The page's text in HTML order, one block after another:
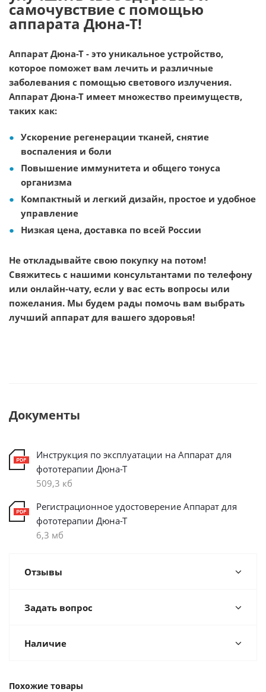
самочувствие с помощью
аппарата Дюна-Т!
Аппарат Дюна-Т - это уникальное устройство,
которое поможет вам лечить и различные
заболевания с помощью светового излучения.
Аппарат Дюна-Т имеет множество преимуществ,
таких как:
Ускорение регенерации тканей, снятие
воспаления и боли
Повышение иммунитета и общего тонуса
организма
Компактный и легкий дизайн, простое и удобное
управление
Низкая цена, доставка по всей России
Не откладывайте свою покупку на потом!
Свяжитесь с нашими консультантами по телефону
или онлайн-чату, если у вас есть вопросы или
пожелания. Мы будем рады помочь вам выбрать
лучший аппарат для вашего здоровья!
Документы
Инструкция по эксплуатации на Аппарат для
фототерапии Дюна-Т
509,3 кб
Регистрационное удостоверение Аппарат для
фототерапии Дюна-Т
6,3 мб
Отзывы
Задать вопрос
Наличие
Похожие товары